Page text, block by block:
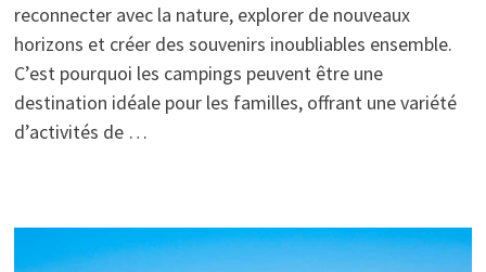
reconnecter avec la nature, explorer de nouveaux
horizons et créer des souvenirs inoubliables ensemble.
C’est pourquoi les campings peuvent être une
destination idéale pour les familles, offrant une variété
d’activités de …